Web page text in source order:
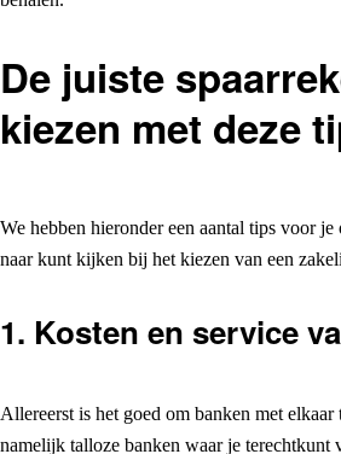
De juiste
kiezen met deze
We hebben hieronder een aantal tips voor
naar kunt kijken bij het kiezen van een
1. Kosten en service
Allereerst is het goed om banken met
namelijk talloze banken waar je terechtkunt